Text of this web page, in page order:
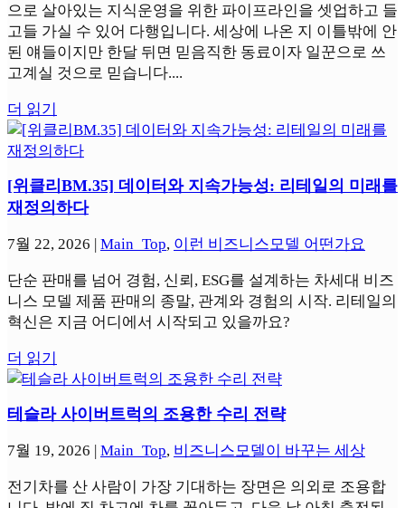
으로 살아있는 지식운영을 위한 파이프라인을 셋업하고 들
고들 가실 수 있어 다행입니다. 세상에 나온 지 이틀밖에 안
된 얘들이지만 한달 뒤면 믿음직한 동료이자 일꾼으로 쓰
고계실 것으로 믿습니다....
더 읽기
[위클리BM.35] 데이터와 지속가능성: 리테일의 미래를
재정의하다
7월 22, 2026 Main_Top, 이런 비즈니스모델 어떤가요
단순 판매를 넘어 경험, 신뢰, ESG를 설계하는 차세대 비즈
니스 모델 제품 판매의 종말, 관계와 경험의 시작. 리테일의
혁신은 지금 어디에서 시작되고 있을까요?
더 읽기
테슬라 사이버트럭의 조용한 수리 전략
7월 19, 2026 Main_Top, 비즈니스모델이 바꾸는 세상
전기차를 산 사람이 가장 기대하는 장면은 의외로 조용합